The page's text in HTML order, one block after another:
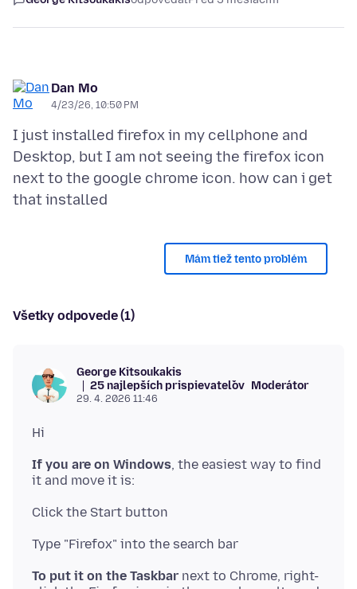
Dan Mo
4/23/26, 10:50 PM
I just installed firefox in my cellphone and
Desktop, but I am not seeing the firefox icon
next to the google chrome icon. how can i get
Mám tiež tento problém
Všetky odpovede (1)
George Kitsoukakis
25 najlepších prispievateľov Moderátor
29. 4. 2026 11:46
If you are on Windows, the easiest way to find
To put it on the Taskbar next to Chrome, right-